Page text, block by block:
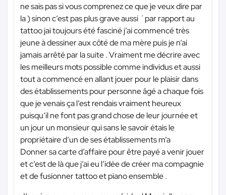
ne sais pas si vous comprenez ce que je veux dire par
la ) sinon c’est pas plus grave aussi ´par rapport au
tattoo jai toujours été fasciné j’ai commencé très
jeune à dessiner aux côté de ma mère puis je n’ai
jamais arrêté par la suite . Vraiment me décrire avec
les meilleurs mots possible comme individus et aussi
tout a commencé en allant jouer pour le plaisir dans
des établissements pour personne âgé a chaque fois
que je venais ça l’est rendais vraiment heureux
puisqu’il ne font pas grand chose de leur journée et
un jour un monsieur qui sans le savoir étais le
propriétaire d’un de ses établissements m’a
Donner sa carte d’affaire pour être payé a venir jouer
et c’est de là que j’ai eu l’idée de créer ma compagnie
et de fusionner tattoo et piano ensemble .